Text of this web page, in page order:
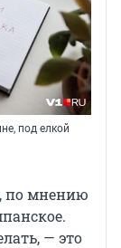
под елкой
по мнению
— это